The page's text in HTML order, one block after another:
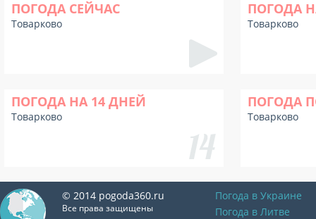
ПОГОДА СЕЙЧАС
Товарково
ПОГОДА
Товарково
ПОГОДА НА 14 ДНЕЙ
Товарково
ПОГОДА
Товарково
© 2014 pogoda360.ru
Все права защищены
Погода в Украине
Погода в Литве